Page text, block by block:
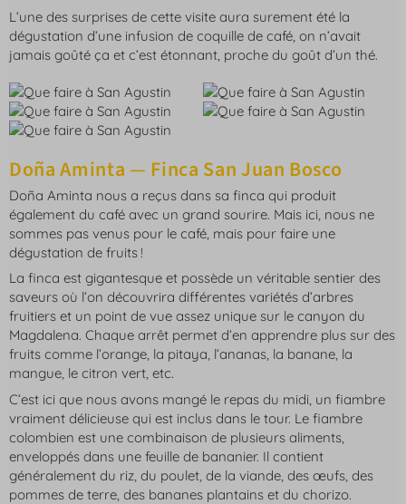
L’une des surprises de cette visite aura surement été la
dégustation d’une infusion de coquille de café, on n’avait
jamais goûté ça et c’est étonnant, proche du goût d’un thé.
Doña Aminta — Finca San Juan Bosco
Doña Aminta nous a reçus dans sa finca qui produit
également du café avec un grand sourire. Mais ici, nous ne
sommes pas venus pour le café, mais pour faire une
dégustation de fruits !
La finca est gigantesque et possède un véritable sentier des
saveurs où l’on découvrira différentes variétés d’arbres
fruitiers et un point de vue assez unique sur le canyon du
Magdalena. Chaque arrêt permet d’en apprendre plus sur des
fruits comme l’orange, la pitaya, l’ananas, la banane, la
mangue, le citron vert, etc.
C’est ici que nous avons mangé le repas du midi, un fiambre
vraiment délicieuse qui est inclus dans le tour. Le fiambre
colombien est une combinaison de plusieurs aliments,
enveloppés dans une feuille de bananier. Il contient
généralement du riz, du poulet, de la viande, des œufs, des
pommes de terre, des bananes plantains et du chorizo.